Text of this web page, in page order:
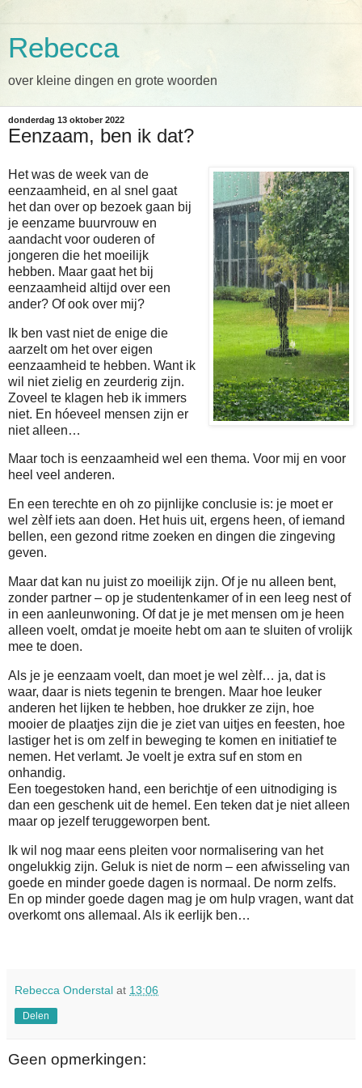
Rebecca
over kleine dingen en grote woorden
donderdag 13 oktober 2022
Eenzaam, ben ik dat?
Het was de week van de
eenzaamheid, en al snel gaat
het dan over op bezoek gaan bij
je eenzame buurvrouw en
aandacht voor ouderen of
jongeren die het moeilijk
hebben. Maar gaat het bij
eenzaamheid altijd over een
ander? Of ook over mij?
Ik ben vast niet de enige die
aarzelt om het over eigen
eenzaamheid te hebben. Want ik
wil niet zielig en zeurderig zijn.
Zoveel te klagen heb ik immers
niet. En hóeveel mensen zijn er
niet alleen…
Maar toch is eenzaamheid wel een thema. Voor mij en voor
heel veel anderen.
En een terechte en oh zo pijnlijke conclusie is: je moet er
wel zèlf iets aan doen. Het huis uit, ergens heen, of iemand
bellen, een gezond ritme zoeken en dingen die zingeving
geven.
Maar dat kan nu juist zo moeilijk zijn. Of je nu alleen bent,
zonder partner – op je studentenkamer of in een leeg nest of
in een aanleunwoning. Of dat je je met mensen om je heen
alleen voelt, omdat je moeite hebt om aan te sluiten of vrolijk
mee te doen.
Als je je eenzaam voelt, dan moet je wel zèlf… ja, dat is
waar, daar is niets tegenin te brengen. Maar hoe leuker
anderen het lijken te hebben, hoe drukker ze zijn, hoe
mooier de plaatjes zijn die je ziet van uitjes en feesten, hoe
lastiger het is om zelf in beweging te komen en initiatief te
nemen. Het verlamt. Je voelt je extra suf en stom en
onhandig.
Een toegestoken hand, een berichtje of een uitnodiging is
dan een geschenk uit de hemel. Een teken dat je niet alleen
maar op jezelf teruggeworpen bent.
Ik wil nog maar eens pleiten voor normalisering van het
ongelukkig zijn. Geluk is niet de norm – een afwisseling van
goede en minder goede dagen is normaal. De norm zelfs.
En op minder goede dagen mag je om hulp vragen, want dat
overkomt ons allemaal. Als ik eerlijk ben…
Rebecca Onderstal at 13:06
Delen
Geen opmerkingen: